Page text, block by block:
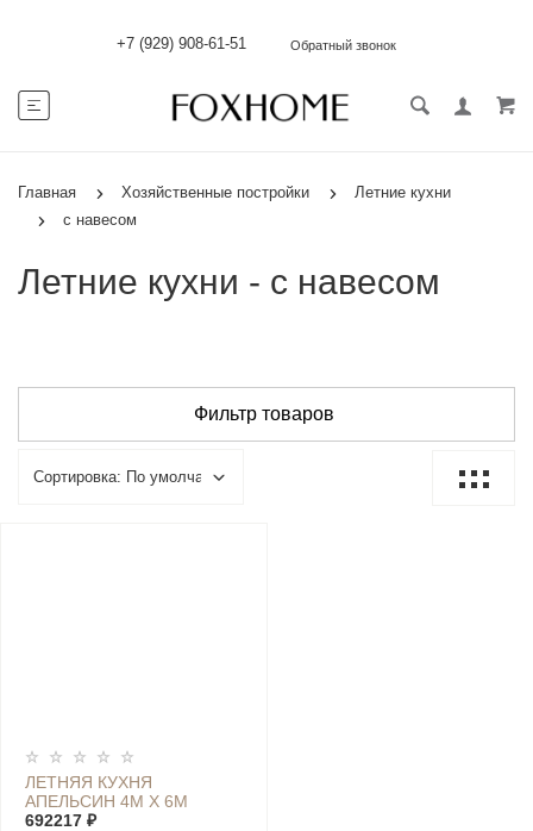
+7 (929) 908-61-51 Обратный звонок
Главная Хозяйственные постройки
Летние кухни
с навесом
Летние кухни - с навесом
Фильтр товаров
ЛЕТНЯЯ КУХНЯ
АПЕЛЬСИН 4М Х 6М
692217 ₽